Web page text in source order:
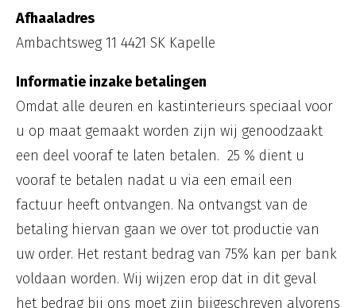
Afhaaladres
Ambachtsweg 11 4421 SK Kapelle
Informatie inzake betalingen
Omdat alle deuren en kastinterieurs speciaal voor
u op maat gemaakt worden zijn wij genoodzaakt
een deel vooraf te laten betalen. 25 % dient u
vooraf te betalen nadat u via een email een
factuur heeft ontvangen. Na ontvangst van de
betaling hiervan gaan we over tot productie van
uw order. Het restant bedrag van 75% kan per bank
voldaan worden. Wij wijzen erop dat in dit geval
het bedrag bij ons moet zijn bijgeschreven alvorens